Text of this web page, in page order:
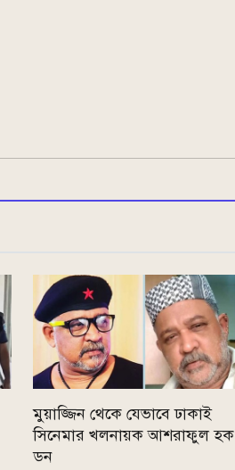
মুয়াজ্জিন থেকে যেভাবে ঢাকাই
সিনেমার খলনায়ক আশরাফুল হক
ডন